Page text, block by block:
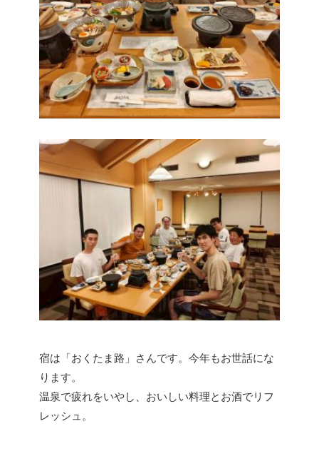
宿は「おくたま路」さんです。今年もお世話にな
ります。
温泉で疲れをいやし、おいしい料理とお酒でリフ
レッシュ。